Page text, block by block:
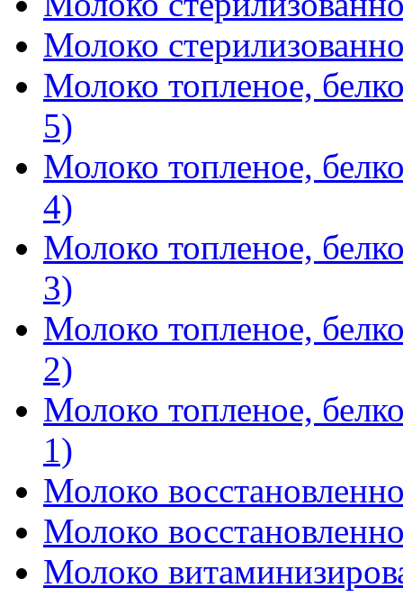
Молоко
Молоко топленое,
5)
Молоко топленое,
4)
Молоко топленое,
3)
Молоко топленое,
2)
Молоко топленое,
1)
Молоко
Молоко
Молоко